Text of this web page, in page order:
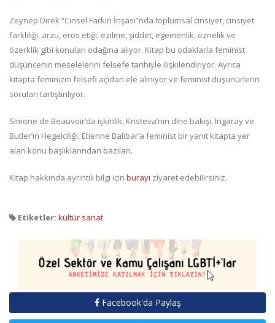
Zeynep Direk “Cinsel Farkın İnşası”nda toplumsal cinsiyet, cinsiyet
farklılığı, arzu, eros etiği, ezilme, şiddet, egemenlik, öznelik ve
özerklik gibi konuları odağına alıyor. Kitap bu odaklarla feminist
düşüncenin meselelerini felsefe tarihiyle ilişkilendiriyor. Ayrıca
kitapta feminizm felsefi açıdan ele alınıyor ve feminist düşünürlerin
soruları tartıştırılıyor.
Simone de Beauvoir’da içkinlik, Kristeva’nın dine bakışı, Irigaray ve
Butler’ın Hegelciliği, Etienne Balibar’a feminist bir yanıt kitapta yer
alan konu başlıklarından bazıları.
Kitap hakkında ayrıntılı bilgi için burayı ziyaret edebilirsiniz.
Etiketler: kültür sanat
Facebook'da Paylaş